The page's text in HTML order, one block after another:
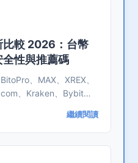
比較 2026：台幣
性與推薦碼
、MAX、XREX、
、Kraken、Bybit：
繼續閱讀